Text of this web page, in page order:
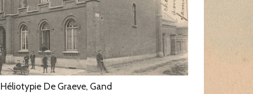
Héliotypie De Graeve, Gand